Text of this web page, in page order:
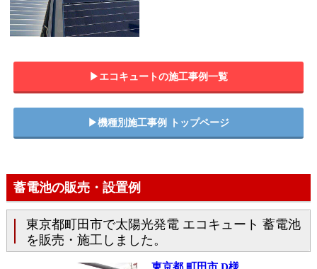
▶︎エコキュートの施工事例一覧
▶︎機種別施工事例 トップページ
蓄電池の販売・設置例
東京都町田市で太陽光発電 エコキュート 蓄電池
を販売・施工しました。